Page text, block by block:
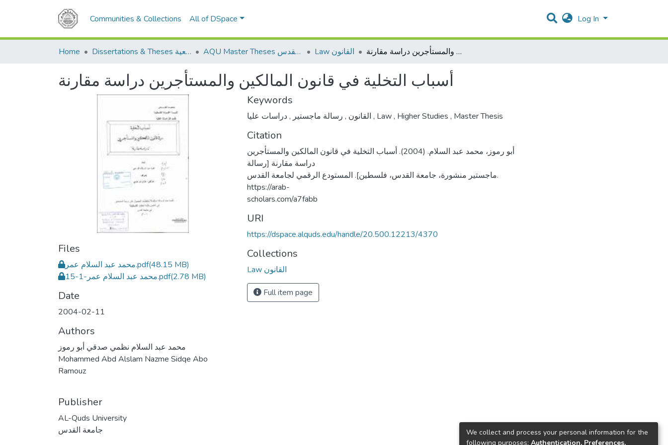
Communities & Collections All of DSpace Log In
Home Dissertations & Theses الرسائل الجامعية AQU Master Theses الرسائل الجامعية الخاصة بجامعة القدس Law القانون أسباب التخلية في قانون المالكين والمستأجرين دراسة مقارنة
أسباب التخلية في قانون المالكين والمستأجرين دراسة مقارنة
Files
محمد عبد السلام عمر.pdf(48.15 MB)
محمد عبد السلام عمر-1-15.pdf(2.78 MB)
Date
2004-02-11
Authors
محمد عبد السلام نظمي صدقي أبو رموز
Mohammed Abd Alslam Nazme Sidqe Abo
Ramouz
Publisher
AL-Quds University
جامعة القدس
Keywords
القانون , رسالة ماجستير , , Law, Higher Studies , Master Thesis
Citation
أبو رموز، محمد عبد السلام. (2004). أسباب التخلية في قانون المالكين والمستأجرين
دراسة مقارنة [رسالة
ماجستير منشورة، جامعة القدس، فلسطين]. المستودع الرقمي لجامعة القدس.
https://arab-
scholars.com/a7fabb
URI
https://dspace.alquds.edu/handle/20.500.12213/4370
Collections
Law القانون
Full item page
We collect and process your personal information for the
following purposes: Authentication, Preferences,